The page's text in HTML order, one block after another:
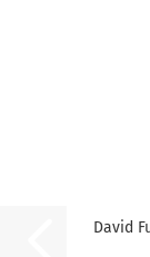
David